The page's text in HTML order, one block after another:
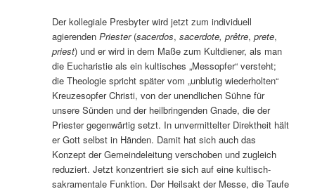
Der kollegiale Presbyter wird jetzt zum individuell
agierendenPriester(sacerdos,sacerdote, prêtre,prete,
priest) und er wird in dem Maße zum Kultdiener, als man
die Eucharistie als ein kultisches „Messopfer“ versteht;
die Theologie spricht später vom „unblutig wiederholten“
Kreuzesopfer Christi, von der unendlichen Sühne für
unsere Sünden und der heilbringenden Gnade, die der
Priester gegenwärtig setzt. In unvermittelter Direktheit hält
er Gott selbst in Händen. Damit hat sich auch das
Konzept der Gemeindeleitung verschoben und zugleich
reduziert. Jetzt konzentriert sie sich auf eine kultisch-
sakramentale Funktion. Der Heilsakt der Messe, die Taufe